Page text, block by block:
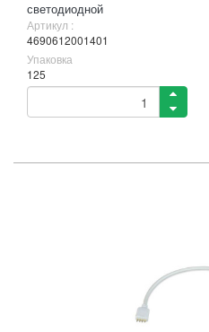
светодиодной
Артикул :
4690612001401
Упаковка
125